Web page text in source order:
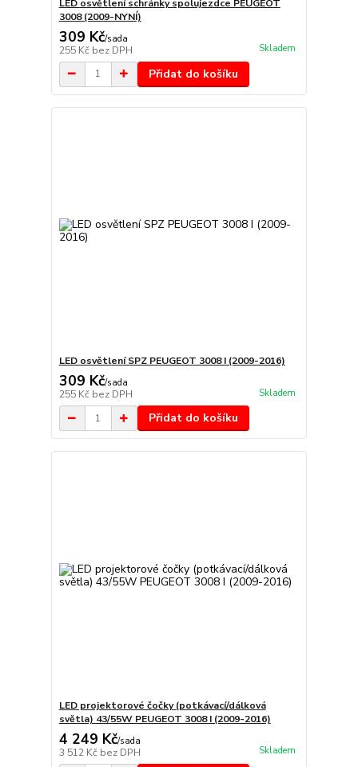
LED osvětlení schránky spolujezdce PEUGEOT
3008 (2009-NYNÍ)
309 Kč/sada
255 Kč bez DPH Skladem
Přidat do košíku
LED osvětlení SPZ PEUGEOT 3008 I (2009-2016)
309 Kč/sada
255 Kč bez DPH Skladem
Přidat do košíku
LED projektorové čočky (potkávací/dálková
světla) 43/55W PEUGEOT 3008 I (2009-2016)
4 249 Kč/sada
3 512 Kč bez DPH Skladem